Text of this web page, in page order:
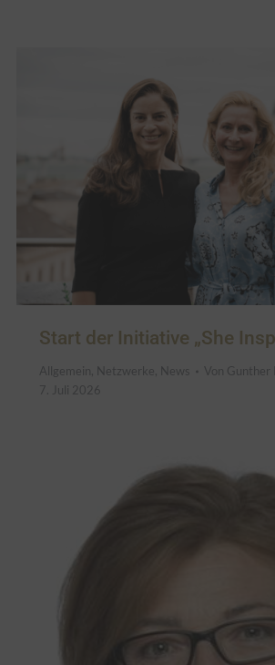
Start der Initiative „She
Allgemein, Netzwerke, News Von Gunther
7. Juli 2026